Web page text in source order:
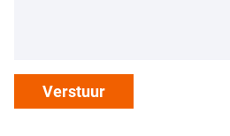
Verstuur